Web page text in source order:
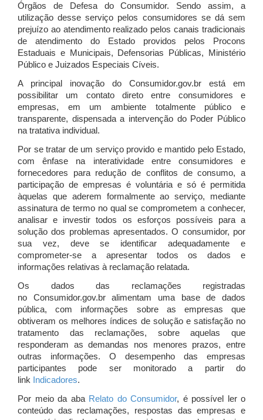
Órgãos de Defesa do Consumidor. Sendo assim, a
utilização desse serviço pelos consumidores se dá sem
prejuízo ao atendimento realizado pelos canais tradicionais
de atendimento do Estado providos pelos Procons
Estaduais e Municipais, Defensorias Públicas, Ministério
Público e Juizados Especiais Cíveis.
A principal inovação do Consumidor.gov.br está em
possibilitar um contato direto entre consumidores e
empresas, em um ambiente totalmente público e
transparente, dispensada a intervenção do Poder Público
na tratativa individual.
Por se tratar de um serviço provido e mantido pelo Estado,
com ênfase na interatividade entre consumidores e
fornecedores para redução de conflitos de consumo, a
participação de empresas é voluntária e só é permitida
àquelas que aderem formalmente ao serviço, mediante
assinatura de termo no qual se comprometem a conhecer,
analisar e investir todos os esforços possíveis para a
solução dos problemas apresentados. O consumidor, por
sua vez, deve se identificar adequadamente e
comprometer-se a apresentar todos os dados e
informações relativas à reclamação relatada.
Os dados das reclamações registradas
no Consumidor.gov.br alimentam uma base de dados
pública, com informações sobre as empresas que
obtiveram os melhores índices de solução e satisfação no
tratamento das reclamações, sobre aquelas que
responderam as demandas nos menores prazos, entre
outras informações. O desempenho das empresas
participantes pode ser monitorado a partir do
link Indicadores.
Por meio da aba Relato do Consumidor, é possível ler o
conteúdo das reclamações, respostas das empresas e